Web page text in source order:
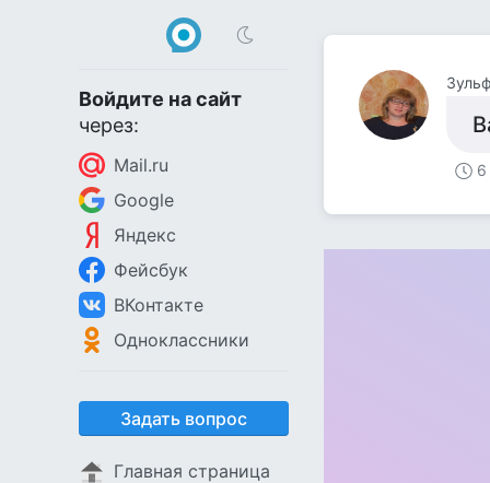
Войдите на сайт
через:
Mail.ru
Google
Яндекс
Фейсбук
ВКонтакте
Одноклассники
Задать вопрос
Главная страница
6